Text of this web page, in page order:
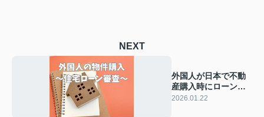
NEXT
外国人が日本で不動
産購入時にローン審
査は？必要書類や注
2026.01.22